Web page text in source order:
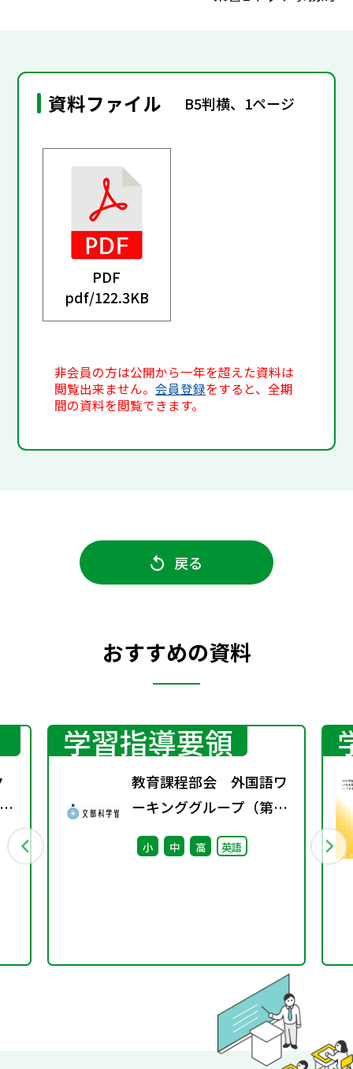
資料ファイル B5判横、1ページ
PDF
pdf/122.3KB
非会員の方は公開から一年を超えた資料は
閲覧出来ません。会員登録をすると、全期
間の資料を閲覧できます。
戻る
おすすめの資料
学習指導要領
教育課程部会 外国語ワ
ーキンググループ（第7
回） 配付資料
小 中 高 英語